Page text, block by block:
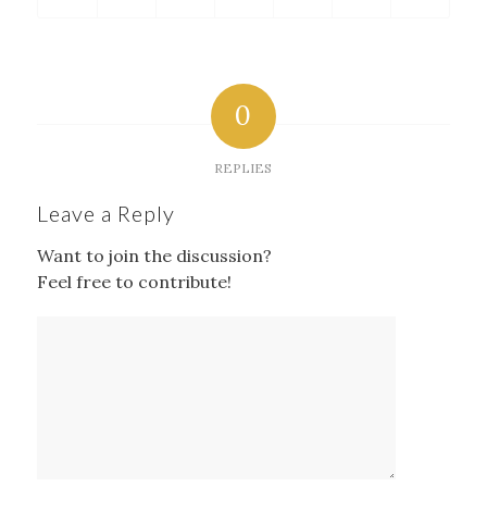
0
REPLIES
Leave a Reply
Want to join the discussion?
Feel free to contribute!